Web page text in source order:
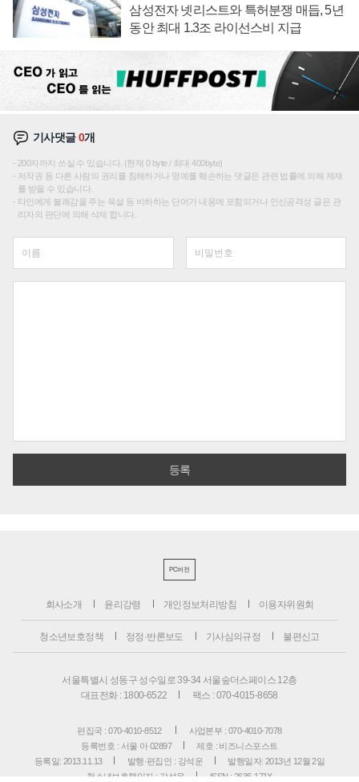
삼성전자 넷리스트와 특허분쟁 매듭, 5년
동안 최대 1.3조 라이선스비 지급
기사댓글0개
200자까지 쓰실 수 있습니다. (현재 0 byte / 최대 400byte)
저작권 등 다른 사람의 권리를 침해하거나 명예를 훼손하는 댓글은 관련 법률에 의해 제재
를 받을 수 있습니다.
타인에게 불쾌감을 주는 욕설 등 비하하는 단어가 내용에 포함되거나 인신공격성 글은 관
리자의 판단에 의해 삭제 합니다.
PC버전
회사소개 윤리강령 개인정보처리방침 이용자위원회
청소년보호정책 정정·반론보도 기사심의규정 불편신고
서울특별시 성동구 성수일로 39-34 서울숲더스페이스 12층
대표전화 : 1800-6522
팩스 : 070-4015-8658
편집국 : 070-4010-8512
사업본부 : 070-4010-7078
등록번호 : 서울 아 02897
제호 : 비즈니스포스트
등록일: 2013.11.13
발행·편집인 : 강석운
발행일자: 2013년 12월 2일
청소년보호책임자 : 강석운
ISSN : 2636-171X